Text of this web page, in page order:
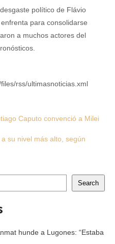
político de Flávio
para consolidarse
a muchos actores del
rss/ultimasnoticias.xml
Caputo convenció a Milei
su nivel más alto, según
Search
hunde a Lugones: “Estaba